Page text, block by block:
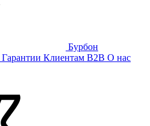
Бурбон
Гарантии Клиентам B2B О нас